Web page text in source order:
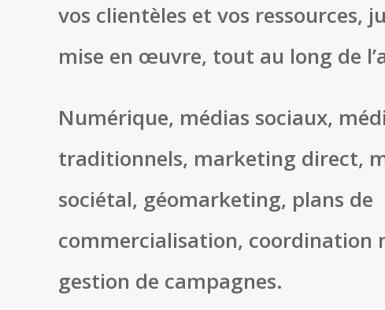
vos clientèles et vos ressources,
mise en œuvre, tout au long de
Numérique, médias sociaux,
traditionnels, marketing direct,
sociétal, géomarketing, plans de
commercialisation, coordination
gestion de campagnes.